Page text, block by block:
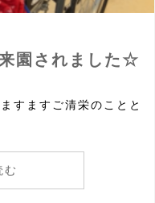
園されました☆
すますご清栄のことと
む